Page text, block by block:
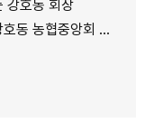
강호동 회장
농협중앙회 회장